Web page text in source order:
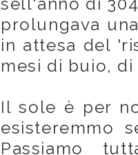
prolungava
in attesa del
mesi di buio,
Il sole è per
esisteremmo
Passiamo